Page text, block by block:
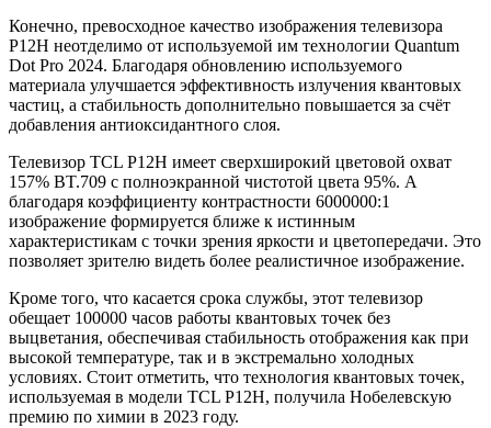
Конечно, превосходное качество изображения телевизора
P12H неотделимо от используемой им технологии Quantum
Dot Pro 2024. Благодаря обновлению используемого
материала улучшается эффективность излучения квантовых
частиц, а стабильность дополнительно повышается за счёт
добавления антиоксидантного слоя.
Телевизор TCL P12H имеет сверхширокий цветовой охват
157% BT.709 с полноэкранной чистотой цвета 95%. А
благодаря коэффициенту контрастности 6000000:1
изображение формируется ближе к истинным
характеристикам с точки зрения яркости и цветопередачи. Это
позволяет зрителю видеть более реалистичное изображение.
Кроме того, что касается срока службы, этот телевизор
обещает 100000 часов работы квантовых точек без
выцветания, обеспечивая стабильность отображения как при
высокой температуре, так и в экстремально холодных
условиях. Стоит отметить, что технология квантовых точек,
используемая в модели TCL P12H, получила Нобелевскую
премию по химии в 2023 году.